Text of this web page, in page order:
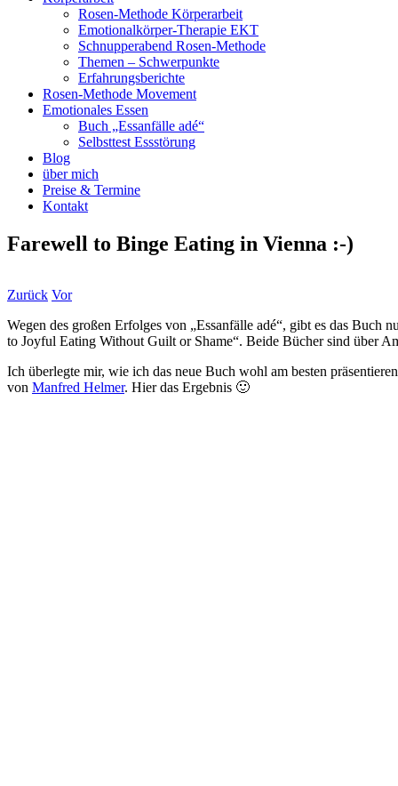
Rosen-Methode Körperarbeit
Emotionalkörper-Therapie EKT
Schnupperabend Rosen-Methode
Themen – Schwerpunkte
Erfahrungsberichte
Rosen-Methode Movement
Emotionales Essen
Buch „Essanfälle adé“
Selbsttest Essstörung
Blog
über mich
Preise & Termine
Kontakt
Farewell to Binge Eating in Vienna :-)
Zurück Vor
Wegen des großen Erfolges von „Essanfälle adé“, gibt es das
to Joyful Eating Without Guilt or Shame“. Beide Bücher sind über
Ich überlegte mir, wie ich das neue Buch wohl am besten
von Manfred Helmer. Hier das Ergebnis 🙂